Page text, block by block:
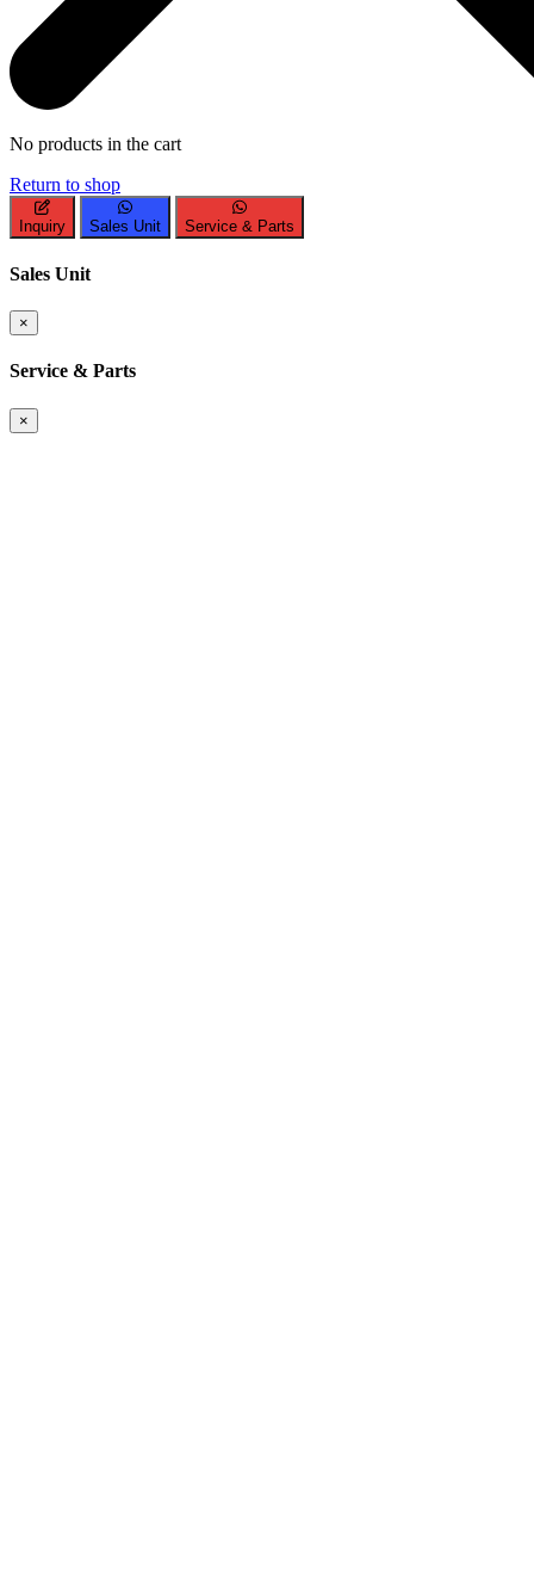
No products in the cart
Return to shop
Inquiry Sales Unit Service & Parts
Sales Unit
×
Service & Parts
×